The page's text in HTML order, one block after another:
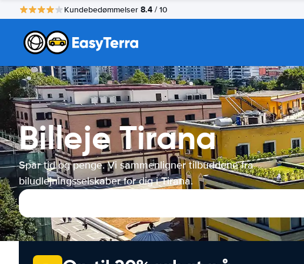
Kundebedømmelser 8.4 / 10
Billeje Tirana
Spar tid og penge. Vi sammenligner tilbuddene fra
biludlejningsselskaber for dig i Tirana.